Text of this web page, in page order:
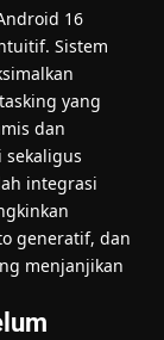
16
Sistem
yang
dan
sekaligus
integrasi
generatif, dan
menjanjikan